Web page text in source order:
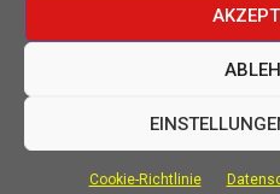
Cookie-Richtlinie
Impressum